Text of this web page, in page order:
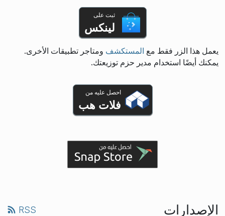
ثبت على
لينكس
يعمل هذا الزر فقط مع المستكشف ومتاجر تطبيقات الأخرى.
يمكنك أيضًا استخدام مدير حزم توزيعتك.
احصل عليه من
فلات هب
الإصدارات RSS